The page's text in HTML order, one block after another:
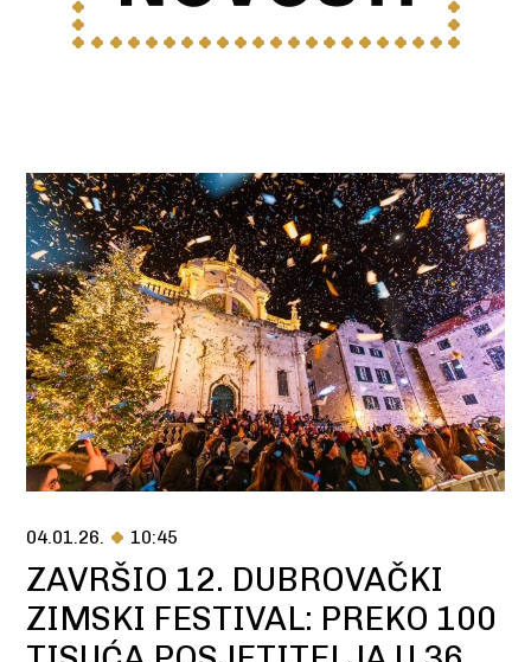
04.01.26. 10:45
ZAVRŠIO 12. DUBROVAČKI
ZIMSKI FESTIVAL: PREKO 100